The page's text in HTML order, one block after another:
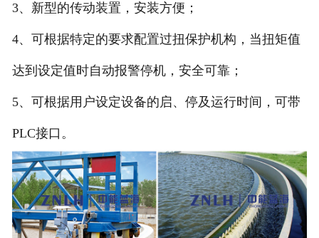
- 脉冲打磨处理器
- 喷淋洗涤塔
- 油烟净化器
3、新型的传动装置，安装方便；
4、可根据特定的要求配置过扭保护机构，当扭矩值
达到设定值时自动报警停机，安全可靠；
5、可根据用户设定设备的启、停及运行时间，可带
PLC接口。